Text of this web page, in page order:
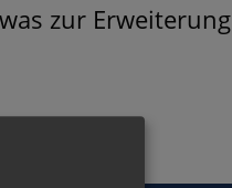
zur Erweiterung